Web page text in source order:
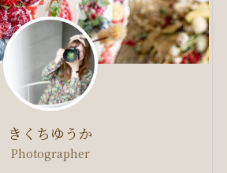
きくちゆうか
Photographer